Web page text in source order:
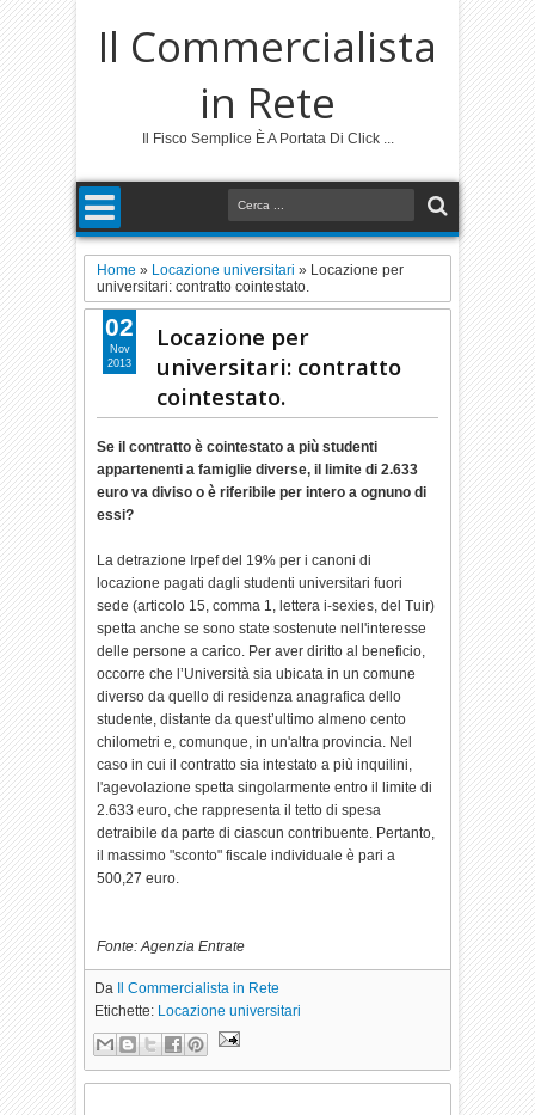
Il Commercialista
in Rete
Il Fisco Semplice È A Portata Di Click ...
Home » Locazione universitari » Locazione per
universitari: contratto cointestato.
Locazione per
universitari: contratto
cointestato.
Se il contratto è cointestato a più studenti
appartenenti a famiglie diverse, il limite di 2.633
euro va diviso o è riferibile per intero a ognuno di
essi?
La detrazione Irpef del 19% per i canoni di
locazione pagati dagli studenti universitari fuori
sede (articolo 15, comma 1, lettera i-sexies, del Tuir)
spetta anche se sono state sostenute nell'interesse
delle persone a carico. Per aver diritto al beneficio,
occorre che l’Università sia ubicata in un comune
diverso da quello di residenza anagrafica dello
studente, distante da quest’ultimo almeno cento
chilometri e, comunque, in un'altra provincia. Nel
caso in cui il contratto sia intestato a più inquilini,
l'agevolazione spetta singolarmente entro il limite di
2.633 euro, che rappresenta il tetto di spesa
detraibile da parte di ciascun contribuente. Pertanto,
il massimo "sconto" fiscale individuale è pari a
500,27 euro.
Fonte: Agenzia Entrate
02
Nov
2013
Da
Il Commercialista in Rete
Etichette: Locazione universitari